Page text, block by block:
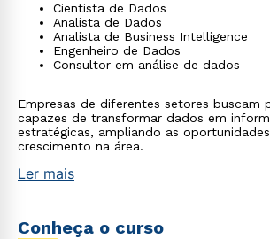
Cientista de Dados
Analista de Dados
Analista de Business Intelligence
Engenheiro de Dados
Consultor em análise de dados
Empresas de diferentes setores buscam
capazes de transformar dados em
estratégicas, ampliando as
crescimento na área.
Ler mais
Conheça o curso